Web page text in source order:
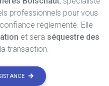
professionnels pour vous
réglementé. Elle
et sera séquestre des
transaction.